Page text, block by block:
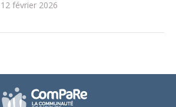
12 février 2026